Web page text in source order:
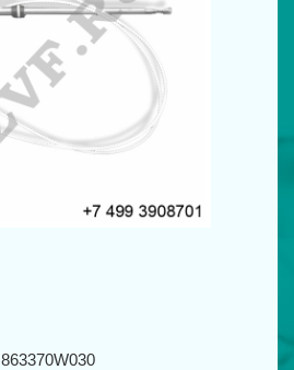
863370W030